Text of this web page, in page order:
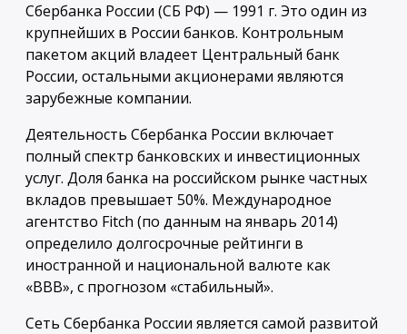
Сбербанка России (СБ РФ) — 1991 г. Это один из
крупнейших в России банков. Контрольным
пакетом акций владеет Центральный банк
России, остальными акционерами являются
зарубежные компании.
Деятельность Сбербанка России включает
полный спектр банковских и инвестиционных
услуг. Доля банка на российском рынке частных
вкладов превышает 50%. Международное
агентство Fitch (по данным на январь 2014)
определило долгосрочные рейтинги в
иностранной и национальной валюте как
«BBB», с прогнозом «стабильный».
Сеть Сбербанка России является самой развитой